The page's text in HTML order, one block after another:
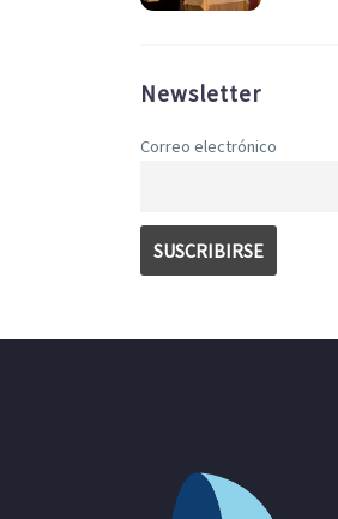
Newsletter
Correo electrónico